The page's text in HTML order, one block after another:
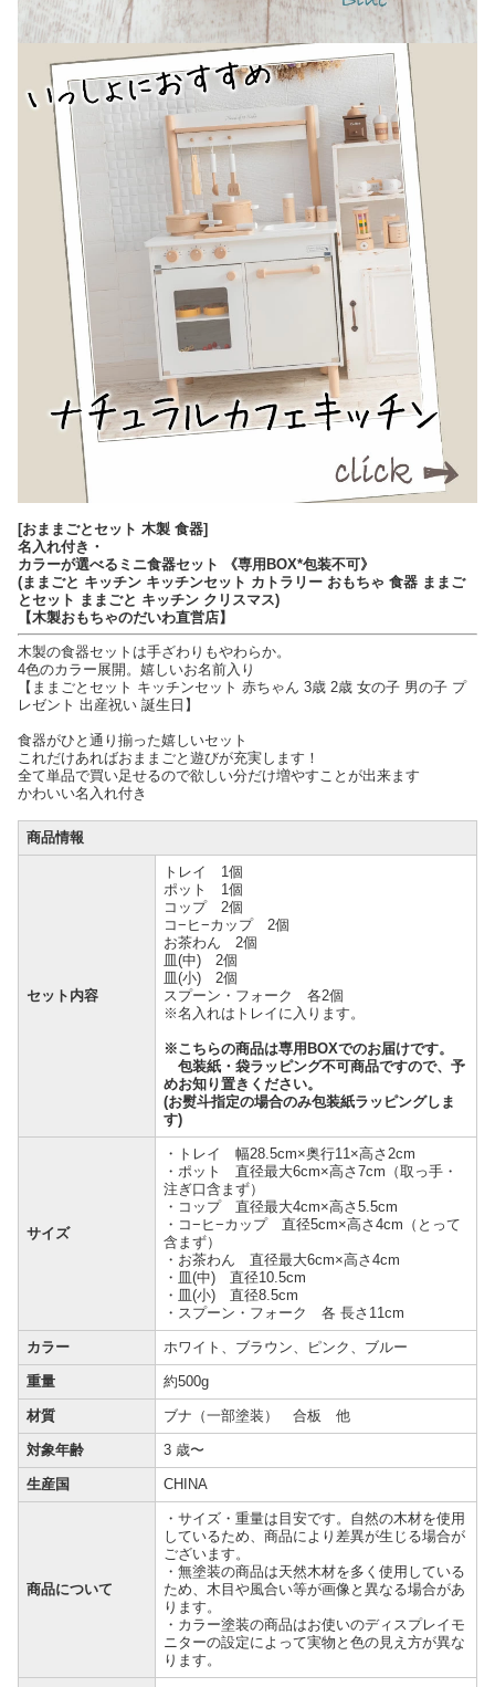
[おままごとセット 木製 食器]
名入れ付き・
カラーが選べるミニ食器セット 《専用BOX*包装不可》
(ままごと キッチン キッチンセット カトラリー おもちゃ 食器 ままご
とセット ままごと キッチン クリスマス)
【木製おもちゃのだいわ直営店】
木製の食器セットは手ざわりもやわらか。
4色のカラー展開。嬉しいお名前入り
【ままごとセット キッチンセット 赤ちゃん 3歳 2歳 女の子 男の子 プ
レゼント 出産祝い 誕生日】
食器がひと通り揃った嬉しいセット
これだけあればおままごと遊びが充実します！
全て単品で買い足せるので欲しい分だけ増やすことが出来ます
かわいい名入れ付き
商品情報
セット内容
トレイ 1個
ポット 1個
コップ 2個
コ−ヒ−カップ 2個
お茶わん 2個
皿(中) 2個
皿(小) 2個
スプーン・フォーク 各2個
※名入れはトレイに入ります。
※こちらの商品は専用BOXでのお届けです。
包装紙・袋ラッピング不可商品ですので、予
めお知り置きください。
(お熨斗指定の場合のみ包装紙ラッピングしま
す)
サイズ
・トレイ 幅28.5cm×奥行11×高さ2cm
・ポット 直径最大6cm×高さ7cm（取っ手・
注ぎ口含まず）
・コップ 直径最大4cm×高さ5.5cm
・コ−ヒ−カップ 直径5cm×高さ4cm（とって
含まず）
・お茶わん 直径最大6cm×高さ4cm
・皿(中) 直径10.5cm
・皿(小) 直径8.5cm
・スプーン・フォーク 各 長さ11cm
カラー ホワイト、ブラウン、ピンク、ブルー
重量 約500g
材質 ブナ（一部塗装） 合板 他
対象年齢 3 歳〜
生産国 CHINA
商品について
・サイズ・重量は目安です。自然の木材を使用
しているため、商品により差異が生じる場合が
ございます。
・無塗装の商品は天然木材を多く使用している
ため、木目や風合い等が画像と異なる場合があ
ります。
・カラー塗装の商品はお使いのディスプレイモ
ニターの設定によって実物と色の見え方が異な
ります。